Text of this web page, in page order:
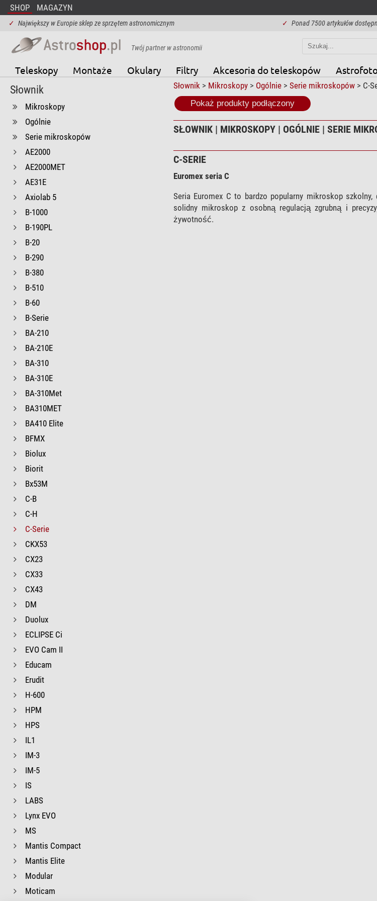
SHOP MAGAZYN
✓ Największy w Europie sklep ze sprzętem astronomicznym ✓ Ponad 7500 artykułów
Twój partner w astronomii
Teleskopy Montaże Okulary Filtry Akcesoria do teleskopów
Słownik
Mikroskopy
Ogólnie
Serie mikroskopów
AE2000
AE2000MET
AE31E
Axiolab 5
B-1000
B-190PL
B-20
B-290
B-380
B-510
B-60
B-Serie
BA-210
BA-210E
BA-310
BA-310E
BA-310Met
BA310MET
BA410 Elite
BFMX
Biolux
Biorit
Bx53M
C-B
C-H
C-Serie
CKX53
CX23
CX33
CX43
DM
Duolux
ECLIPSE Ci
EVO Cam II
Educam
Erudit
H-600
HPM
HPS
IL1
IM-3
IM-5
IS
LABS
Lynx EVO
MS
Mantis Compact
Mantis Elite
Modular
Moticam
Słownik > Mikroskopy> Ogólnie> Serie mikroskopów> C-
Pokaż produkty podłączony
SŁOWNIK | MIKROSKOPY | OGÓLNIE | SERIE
C-SERIE
Euromex seria C
Seria Euromex C to bardzo popularny mikroskop
solidny mikroskop z osobną regulacją zgrubną i
żywotność.